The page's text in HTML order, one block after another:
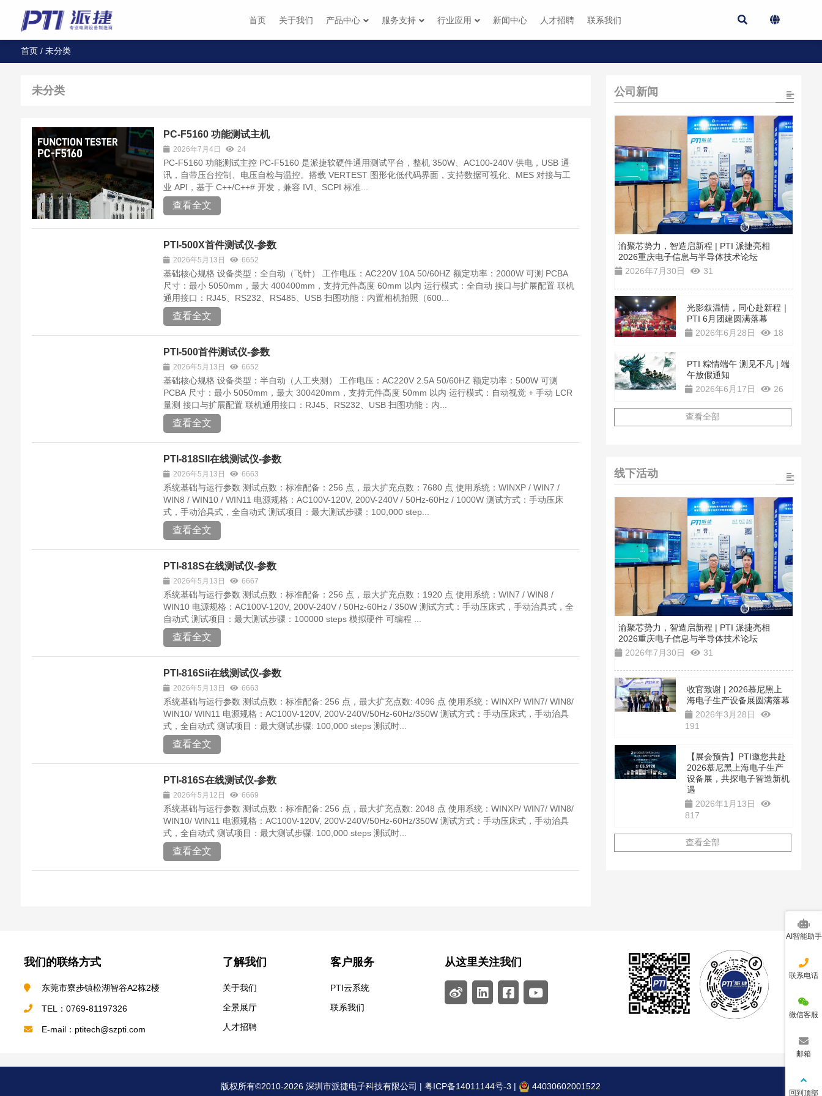
首页 关于我们 产品中心 服务支持 行业应用 新闻中心 人才招聘 联系我们
首页/ 未分类
未分类
PC-F5160 功能测试主机
2026年7月4日 24
PC-F5160 功能测试主控 PC-F5160 是派捷软硬件通用测试平台，整机 350W、AC100-240V 供电，USB 通
讯，自带压台控制、电压自检与温控。搭载 VERTEST 图形化低代码界面，支持数据可视化、MES 对接与工
业 API，基于 C++/C++# 开发，兼容 IVI、SCPI 标准...
查看全文
PTI-500X首件测试仪-参数
2026年5月13日 6652
基础核心规格 设备类型：全自动（飞针） 工作电压：AC220V 10A 50/60HZ 额定功率：2000W 可测 PCBA
尺寸：最小 5050mm，最大 400400mm，支持元件高度 60mm 以内 运行模式：全自动 接口与扩展配置 联机
通用接口：RJ45、RS232、RS485、USB 扫图功能：内置相机拍照（600...
查看全文
PTI-500首件测试仪-参数
2026年5月13日 6652
基础核心规格 设备类型：半自动（人工夹测） 工作电压：AC220V 2.5A 50/60HZ 额定功率：500W 可测
PCBA 尺寸：最小 5050mm，最大 300420mm，支持元件高度 50mm 以内 运行模式：自动视觉 + 手动 LCR
量测 接口与扩展配置 联机通用接口：RJ45、RS232、USB 扫图功能：内...
查看全文
PTI-818SII在线测试仪-参数
2026年5月13日 6663
系统基础与运行参数 测试点数：标准配备：256 点，最大扩充点数：7680 点 使用系统：WINXP / WIN7 /
WIN8 / WIN10 / WIN11 电源规格：AC100V-120V, 200V-240V / 50Hz-60Hz / 1000W 测试方式：手动压床
式，手动治具式，全自动式 测试项目：最大测试步骤：100,000 step...
查看全文
PTI-818S在线测试仪-参数
2026年5月13日 6667
系统基础与运行参数 测试点数：标准配备：256 点，最大扩充点数：1920 点 使用系统：WIN7 / WIN8 /
WIN10 电源规格：AC100V-120V, 200V-240V / 50Hz-60Hz / 350W 测试方式：手动压床式，手动治具式，全
自动式 测试项目：最大测试步骤：100000 steps 模拟硬件 可编程 ...
查看全文
PTI-816Sii在线测试仪-参数
2026年5月13日 6663
系统基础与运行参数 测试点数：标准配备: 256 点，最大扩充点数: 4096 点 使用系统：WINXP/ WIN7/ WIN8/
WIN10/ WIN11 电源规格：AC100V-120V, 200V-240V/50Hz-60Hz/350W 测试方式：手动压床式，手动治具
式，全自动式 测试项目：最大测试步骤: 100,000 steps 测试时...
查看全文
PTI-816S在线测试仪-参数
2026年5月12日 6669
系统基础与运行参数 测试点数：标准配备: 256 点，最大扩充点数: 2048 点 使用系统：WINXP/ WIN7/ WIN8/
WIN10/ WIN11 电源规格：AC100V-120V, 200V-240V/50Hz-60Hz/350W 测试方式：手动压床式，手动治具
式，全自动式 测试项目：最大测试步骤: 100,000 steps 测试时...
查看全文
公司新闻
渝聚芯势力，智造启新程 | PTI 派捷亮相
2026重庆电子信息与半导体技术论坛
2026年7月30日
31
光影叙温情，同心赴新程｜
PTI 6月团建圆满落幕
2026年6月28日
18
PTI 粽情端午 测见不凡 | 端
午放假通知
2026年6月17日
26
查看全部
线下活动
渝聚芯势力，智造启新程 | PTI 派捷亮相
2026重庆电子信息与半导体技术论坛
2026年7月30日
31
收官致谢 | 2026慕尼黑上
海电子生产设备展圆满落幕
2026年3月28日
191
【展会预告】PTI邀您共赴
2026慕尼黑上海电子生产
设备展，共探电子智造新机
遇
2026年1月13日
817
查看全部
我们的联络方式
东莞市寮步镇松湖智谷A2栋2楼
TEL：0769-81197326
E-mail：ptitech@szpti.com
了解我们
关于我们
全景展厅
人才招聘
客户服务
PTI云系统
联系我们
从这里关注我们
版权所有©2010-2026 深圳市派捷电子科技有限公司 | 粤ICP备14011144号-3 | 44030602001522
AI智能助手
联系电话
微信客服
邮箱
回到顶部